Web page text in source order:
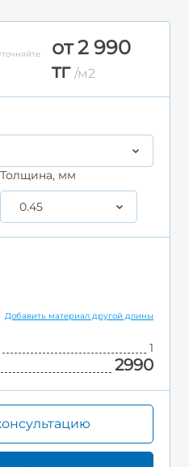
от 2 990
тг/м2
Толщина, мм
0.45
Добавить материал другой длины
1
2990